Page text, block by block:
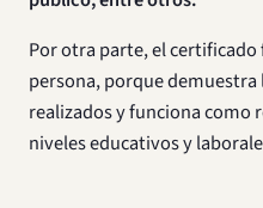
Por otra parte, el
persona, porque demuestra
realizados y funciona como
niveles educativos y